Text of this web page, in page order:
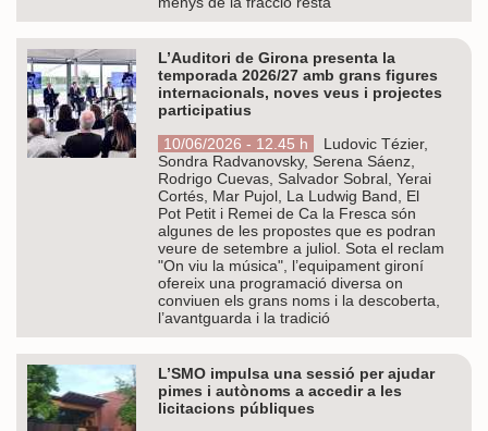
L’Auditori de Girona presenta la
temporada 2026/27 amb grans figures
internacionals, noves veus i projectes
participatius
10/06/2026 - 12.45 h
Ludovic Tézier,
Sondra Radvanovsky, Serena Sáenz,
Rodrigo Cuevas, Salvador Sobral, Yerai
Cortés, Mar Pujol, La Ludwig Band, El
Pot Petit i Remei de Ca la Fresca són
algunes de les propostes que es podran
veure de setembre a juliol. Sota el reclam
"On viu la música", l’equipament gironí
ofereix una programació diversa on
conviuen els grans noms i la descoberta,
l’avantguarda i la tradició
L’SMO impulsa una sessió per ajudar
pimes i autònoms a accedir a les
licitacions públiques